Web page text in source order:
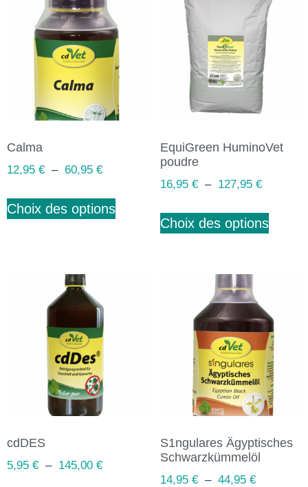
Calma
12,95 € – 60,95 €
Choix des options
EquiGreen HuminoVet
poudre
16,95 € – 127,95 €
Choix des options
cdDES
5,95 € – 145,00 €
S1ngulares Ägyptisches
Schwarzkümmelöl
14,95 € – 44,95 €